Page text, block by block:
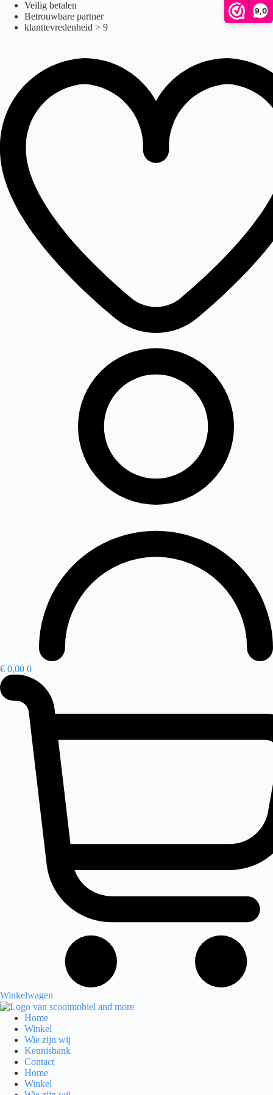
9,0
endurance
naar
Veilig betalen
Betrouwbare partner
klanttevredenheid > 9
€ 0,00 0
Winkelwagen
Home
Winkel
Wie zijn wij
Kennisbank
Contact
Home
Winkel